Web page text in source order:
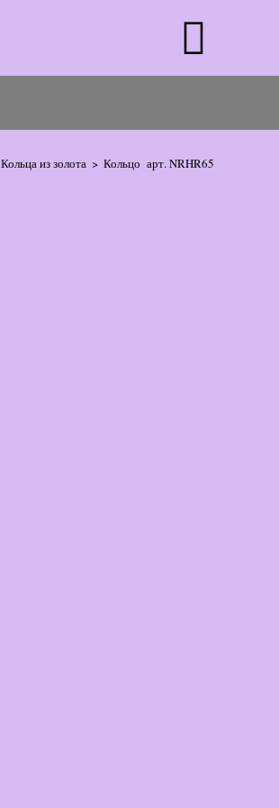
Кольца из золота > Кольцо арт. NRHR65